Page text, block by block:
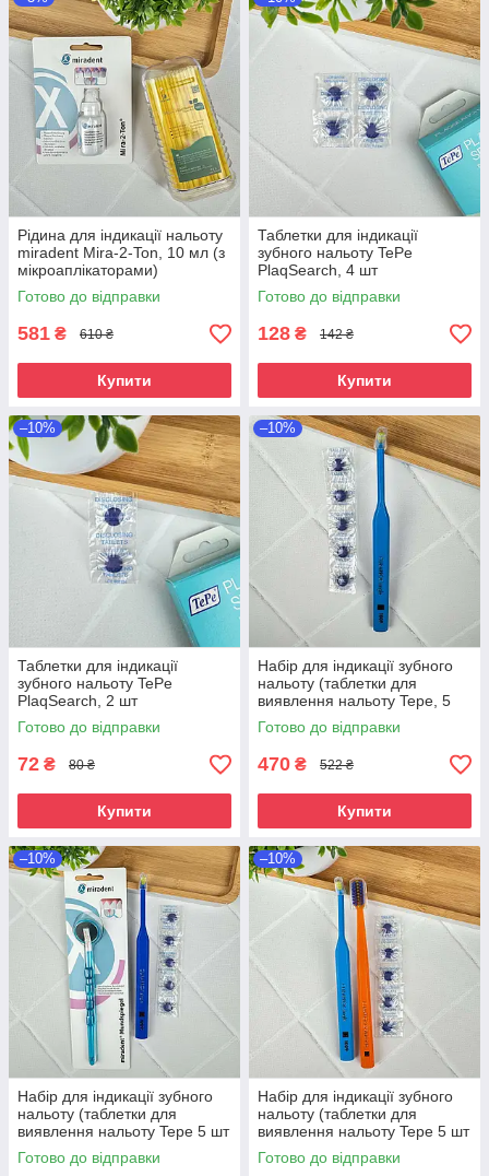
Рідина для індикації нальоту
miradent Mira-2-Ton, 10 мл (з
мікроаплікаторами)
Готово до відправки
581 ₴ 610 ₴
Купити
Таблетки для індикації
зубного нальоту TePe
PlaqSearch, 4 шт
Готово до відправки
128 ₴ 142 ₴
Купити
–10%
Таблетки для індикації
зубного нальоту TePe
PlaqSearch, 2 шт
Готово до відправки
72 ₴ 80 ₴
Купити
–10%
Набір для індикації зубного
нальоту (таблетки для
виявлення нальоту Tepe, 5
шт і монопучкова зубна щітка
Curaprox Single CS 1009
Готово до відправки
470 ₴ 522 ₴
Купити
–10%
Набір для індикації зубного
нальоту (таблетки для
виявлення нальоту Tepe 5 шт
і монопучкова зубна щітка
Curaprox Single CS 1009
Готово до відправки
–10%
Набір для індикації зубного
нальоту (таблетки для
виявлення нальоту Tepe 5 шт
і монопучкова зубна щітка
Curaprox Single CS 1009
Готово до відправки